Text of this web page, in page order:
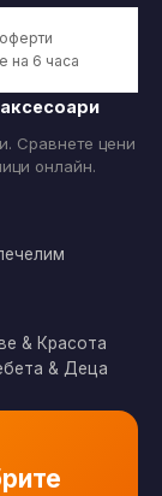
на 6 часа
Сравнете цени
онлайн.
& Красота
& Деца